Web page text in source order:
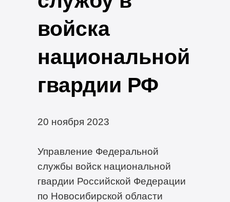
войска
национальной
гвардии РФ
20 ноября 2023
Управление Федеральной
службы войск национальной
гвардии Российской Федерации
по Новосибирской области